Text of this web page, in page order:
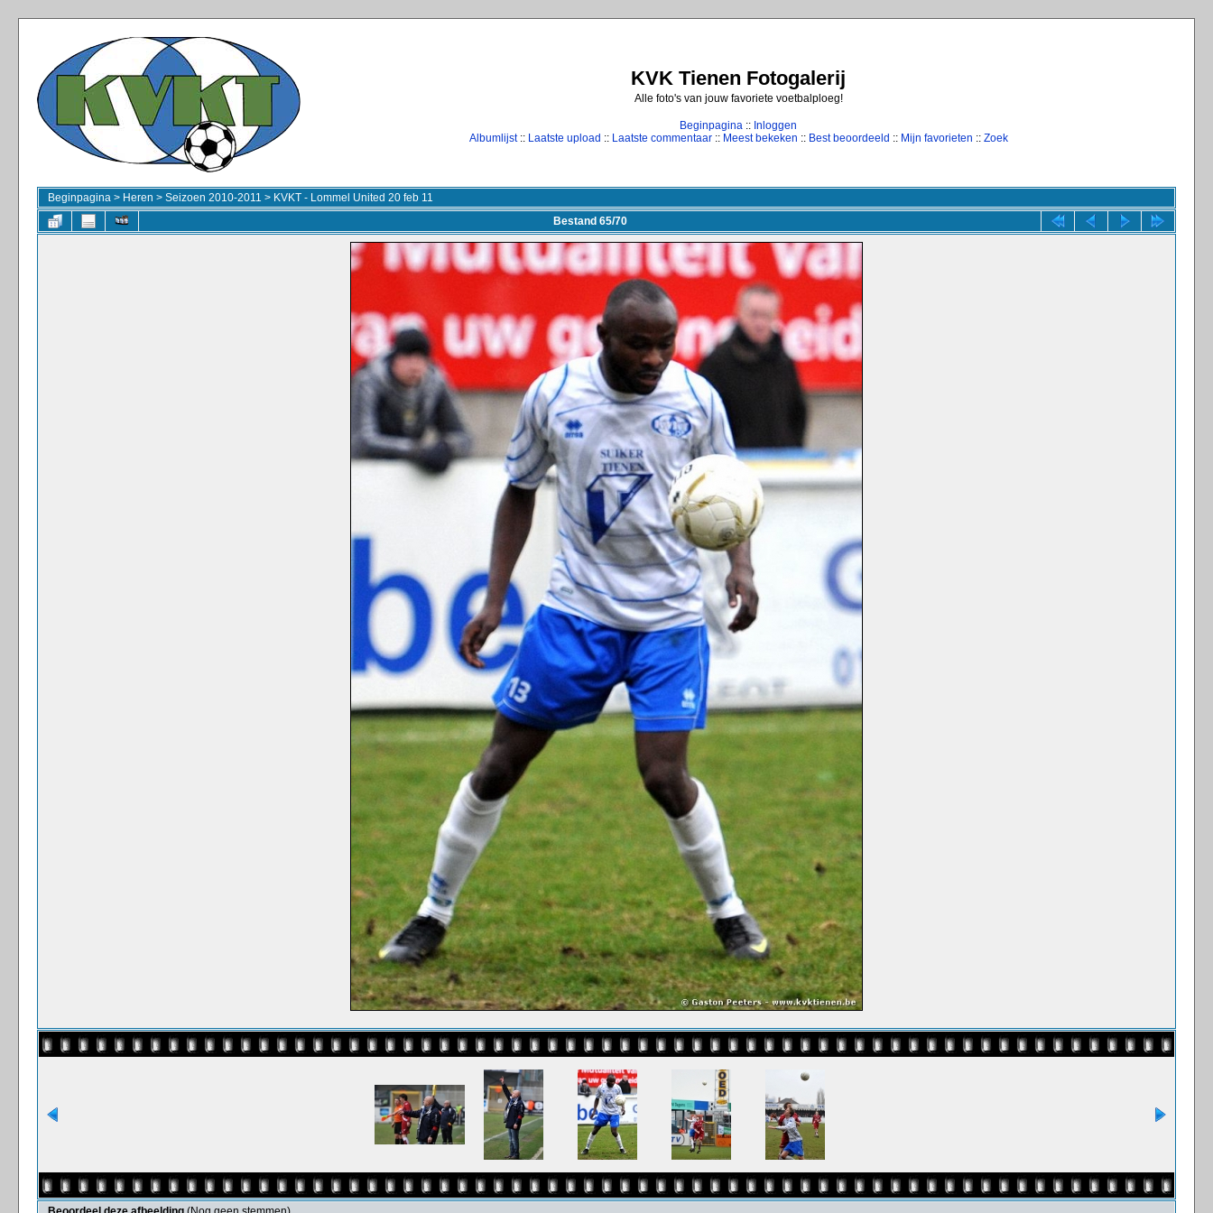
KVK Tienen Fotogalerij
Alle foto's van jouw favoriete voetbalploeg!
Beginpagina :: Inloggen
Albumlijst:: Laatste upload :: Laatste commentaar:: Meest bekeken :: Best beoordeeld :: Mijn favorieten :: Zoek
Beginpagina > Heren > Seizoen 2010-2011 > KVKT - Lommel United 20 feb 11
Bestand 65/70